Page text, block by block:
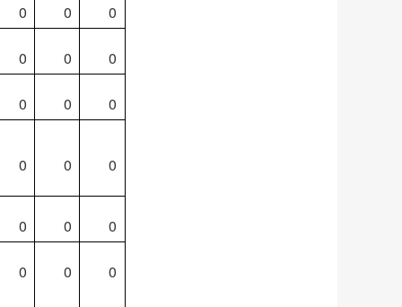
0 0 0
0 0 0
0 0 0
0 0 0
0 0 0
0 0 0